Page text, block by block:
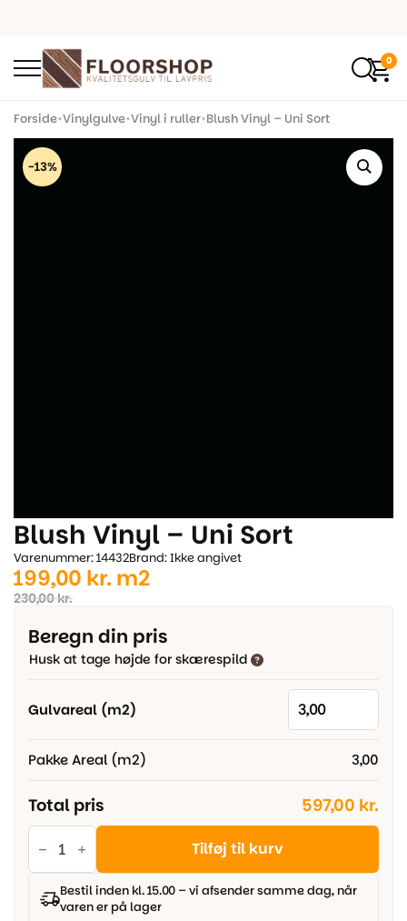
0
Forside•Vinylgulve•Vinyl i ruller•Blush Vinyl – Uni Sort
-13%
Blush Vinyl – Uni Sort
Varenummer: 14432Brand: Ikke angivet
230,00kr.
Den
oprindelige
pris
var:
199,00 kr.
Den
aktuelle
pris
er:
m2
Beregn din pris
Husk at tage højde for skærespild
Gulvareal (m2)
Pakke Areal (m2) 3,00
Total pris 597,00 kr.
Blush
Vinyl
Uni
antal
Tilføj til kurv
Bestil inden kl. 15.00 – vi afsender samme dag, når
varen er på lager